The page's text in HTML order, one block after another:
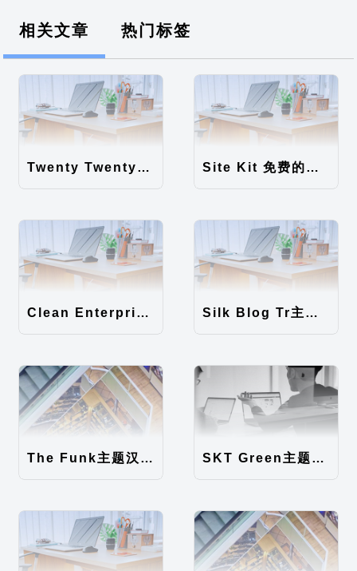
相关文章 热门标签
Twenty Twenty-Five 免费的WordPress内容主题 Site Kit 免费的WordPress数据统计插件
Clean Enterprise主题汉化包 Silk Blog Tr主题汉化包
The Funk主题汉化包 SKT Green主题汉化包